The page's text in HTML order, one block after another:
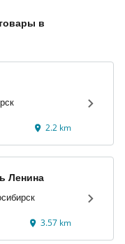
в
2.2 km
Ленина
31. - Новосибирск
3.57 km